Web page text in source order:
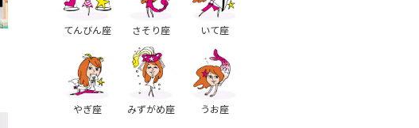
てんびん座 さそり座 いて座
やぎ座 みずがめ座 うお座